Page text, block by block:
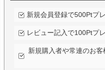
新規会員登録で500Ptプ
レビュー記入で100Ptプ
新規購入者や常連のお